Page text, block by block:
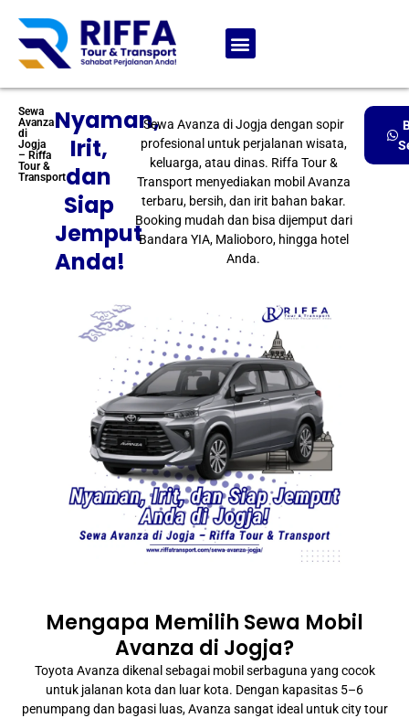
Sewa
Avanza
di
Jogja
– Riffa
Tour &
Transport
Nyaman,
Irit,
dan
Siap
Jemput
Anda!
Sewa Avanza di Jogja dengan sopir
profesional untuk perjalanan wisata,
keluarga, atau dinas. Riffa Tour &
Transport menyediakan mobil Avanza
terbaru, bersih, dan irit bahan bakar.
Booking mudah dan bisa dijemput dari
Bandara YIA, Malioboro, hingga hotel
Anda.
Mengapa Memilih Sewa Mobil
Avanza di Jogja?
Toyota Avanza dikenal sebagai mobil serbaguna yang cocok
untuk jalanan kota dan luar kota. Dengan kapasitas 5–6
penumpang dan bagasi luas, Avanza sangat ideal untuk city tour